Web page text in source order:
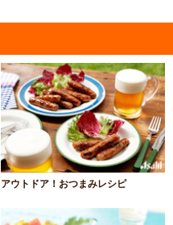
アウトドア！おつまみレシピ